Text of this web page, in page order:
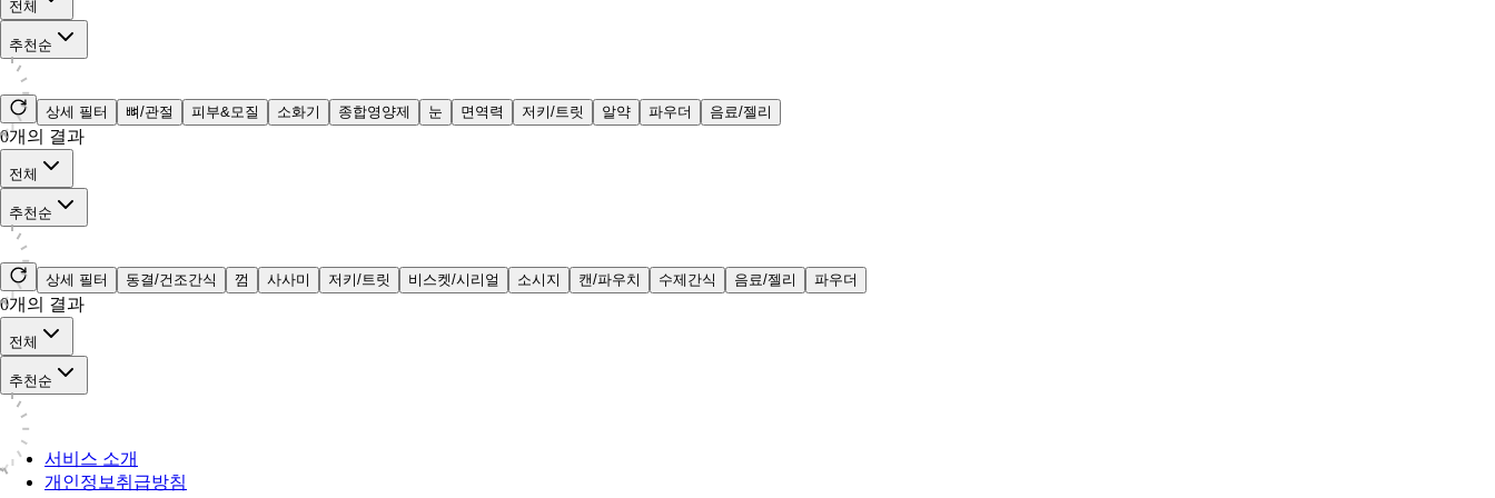
전체
추천순
상세 필터 뼈/관절 피부&모질 소화기 종합영양제 눈 면역력 저키/트릿 알약 파우더 음료/젤리
0개의 결과
전체
추천순
상세 필터 동결/건조간식 껌 사사미 저키/트릿 비스켓/시리얼 소시지 캔/파우치 수제간식 음료/젤리 파우더
0개의 결과
전체
추천순
서비스 소개
개인정보취급방침